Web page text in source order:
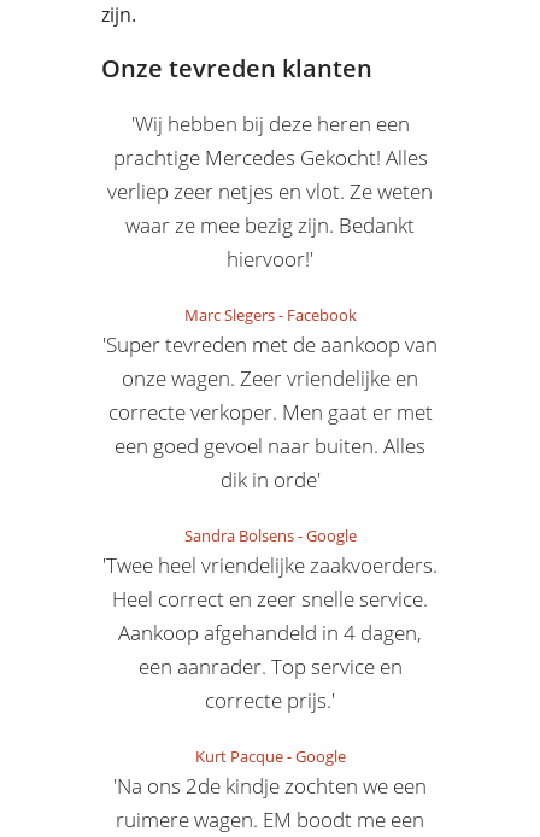
zijn.
Onze tevreden klanten
'Wij hebben bij deze heren een
prachtige Mercedes Gekocht! Alles
verliep zeer netjes en vlot. Ze weten
waar ze mee bezig zijn. Bedankt
hiervoor!'
Marc Slegers- Facebook
'Super tevreden met de aankoop van
onze wagen. Zeer vriendelijke en
correcte verkoper. Men gaat er met
een goed gevoel naar buiten. Alles
dik in orde'
Sandra Bolsens-Google
'Twee heel vriendelijke zaakvoerders.
Heel correct en zeer snelle service.
Aankoop afgehandeld in 4 dagen,
een aanrader. Top service en
correcte prijs.'
Kurt Pacque-Google
'Na ons 2de kindje zochten we een
ruimere wagen. EM boodt me een